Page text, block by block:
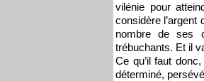
vilénie pour
considère
nombre de ses
trébuchants. Et il
Ce qu’il faut
déterminé,